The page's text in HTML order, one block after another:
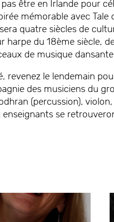
être en Irlande pour
mémorable avec
quatre siècles de
harpe du 18ème siècle,
de musique
revenez le lendemain
des musiciens du
(percussion),
se